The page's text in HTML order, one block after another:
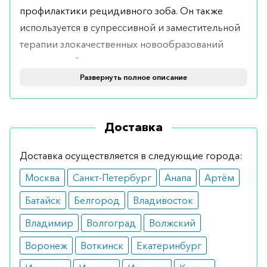
профилактики рецидивного зоба. Он также
используется в супрессивной и заместительной
терапии злокачественных новообразований
щитовидной железы.
случаях:
присутствие непереносимости одного из
ингредиентов препарата;
наличие следующих нелеченных
заболеваний: надпочечниковая
недостаточность, гипопитуитаризм или
гипертиреоз.
Лечение медпрепаратом нельзя начинать у
пациентов с острым инфарктом миокарда,
Развернуть полное описание
Доставка
Доставка осуществляется в следующие города:
Москва
Санкт-Петербург Анапа
Артём
Батайск
Белгород
Владивосток
Владимир
Волгоград
Волжский
Воронеж
Воткинск
Екатеринбург